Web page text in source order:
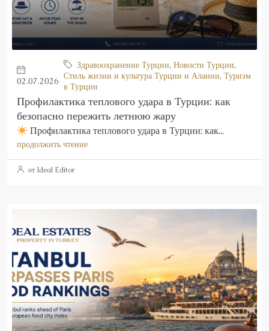
02.07.2026
Здравоохранение Турции, Новости Турции,
Стиль жизни и культура Турции и Алании, Туризм
в Турции
Профилактика теплового удара в Турции: как
безопасно пережить летнюю жару
Профилактика теплового удара в Турции: как...
продолжить чтение
от Ideal Editor